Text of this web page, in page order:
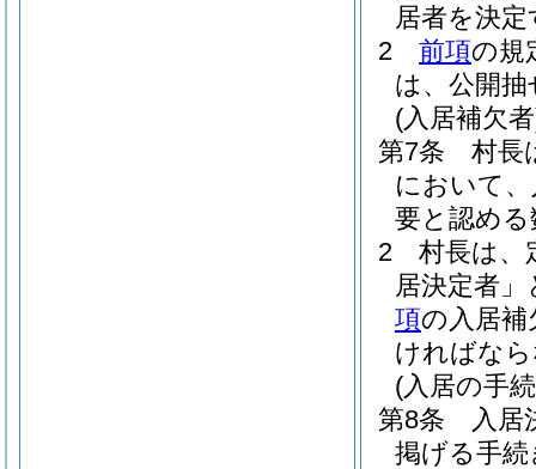
居者を決
2
前項の規
は、公開
(入居補欠
第7条
村長
において
要と認め
2
村長は、
居決定者
項の入居補
ければな
(入居の手
第8条
入居
掲げる手